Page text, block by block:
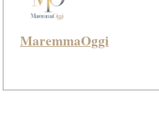
MaremmaOggi